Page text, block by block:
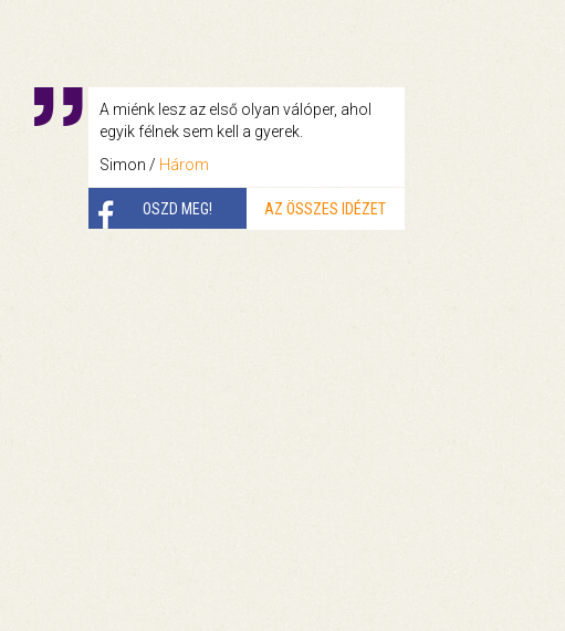
A miénk lesz az első olyan válóper, ahol
egyik félnek sem kell a gyerek.
Simon / Három
OSZD MEG! AZ ÖSSZES IDÉZET